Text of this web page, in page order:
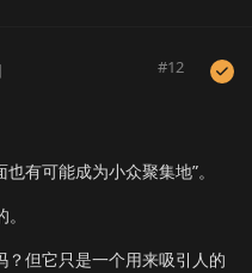
#12
有可能成为小众聚集地”。
但它只是一个用来吸引人的